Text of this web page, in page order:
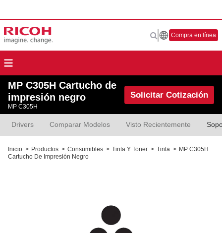
Compra en línea
MP C305H Cartucho de
impresión negro
MP C305H
Solicitar Cotización
Drivers Comparar Modelos Visto Recientemente
Inicio > Productos > Consumibles > Tinta Y Toner > Tinta > MP C305H
Cartucho De Impresión Negro